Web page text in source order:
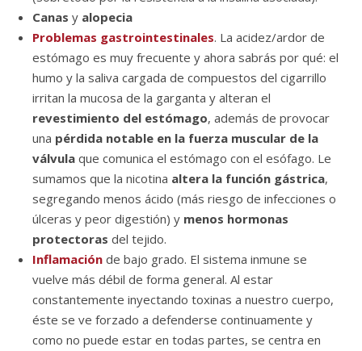
Canas y alopecia
Problemas gastrointestinales. La acidez/ardor de
estómago es muy frecuente y ahora sabrás por qué: el
humo y la saliva cargada de compuestos del cigarrillo
irritan la mucosa de la garganta y alteran el
revestimiento del estómago, además de provocar
una pérdida notable en la fuerza muscular de la
válvula que comunica el estómago con el esófago. Le
sumamos que la nicotina altera la función gástrica,
segregando menos ácido (más riesgo de infecciones o
úlceras y peor digestión) y menos hormonas
protectoras del tejido.
Inflamación de bajo grado. El sistema inmune se
vuelve más débil de forma general. Al estar
constantemente inyectando toxinas a nuestro cuerpo,
éste se ve forzado a defenderse continuamente y
como no puede estar en todas partes, se centra en